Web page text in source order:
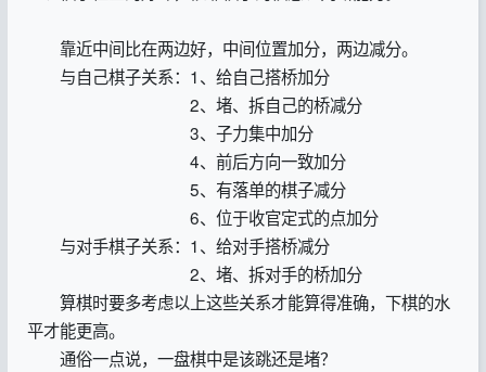
靠近中间比在两边好，中间位置加分，两边减分。
与自己棋子关系：1、给自己搭桥加分
2、堵、拆自己的桥减分
3、子力集中加分
4、前后方向一致加分
5、有落单的棋子减分
6、位于收官定式的点加分
与对手棋子关系：1、给对手搭桥减分
2、堵、拆对手的桥加分
算棋时要多考虑以上这些关系才能算得准确，下棋的水
平才能更高。
通俗一点说，一盘棋中是该跳还是堵？